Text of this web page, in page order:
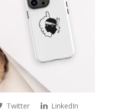
Twitter
LinkedIn